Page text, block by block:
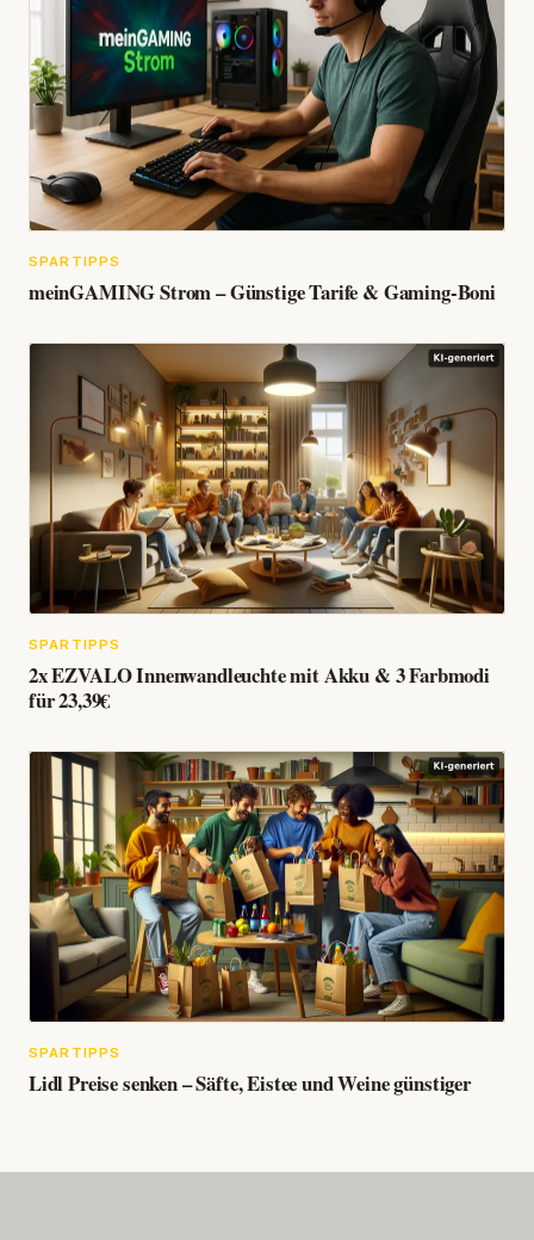
SPARTIPPS
meinGAMING Strom – Günstige Tarife & Gaming-Boni
SPARTIPPS
2x EZVALO Innenwandleuchte mit Akku & 3 Farbmodi
für 23,39€
SPARTIPPS
Lidl Preise senken – Säfte, Eistee und Weine günstiger